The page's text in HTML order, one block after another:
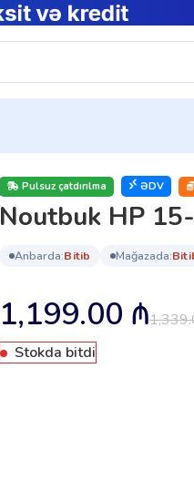
Pulsuz çatdırılma ƏDV
Noutbuk HP
anbarda: bi̇ti̇b mağazada:
1,199.00 ₼
Stokda bitdi